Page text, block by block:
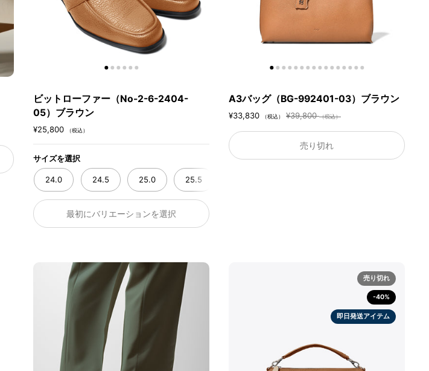
ビットローファー（No-2-6-2404-
05）ブラウン
¥25,800 （税込）
サイズを選択
24.0 24.5 25.0 25.5
最初にバリエーションを選択
A3バッグ（BG-992401-03）ブラウン
¥33,830 （税込） ¥39,800（税込）
売り切れ
売り切れ
-40%
即日発送アイテム